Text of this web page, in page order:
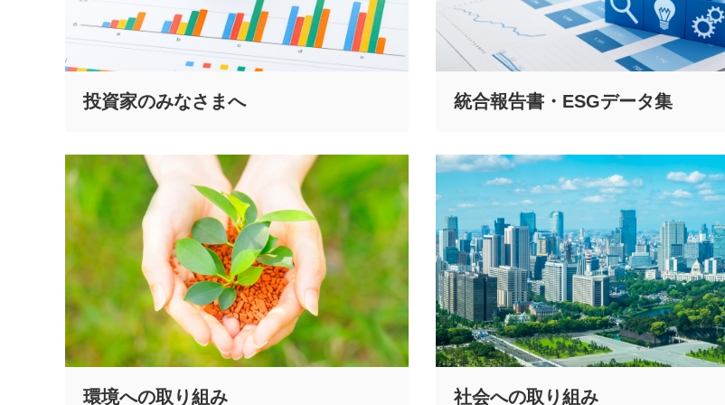
投資家のみなさまへ 統合報告書・ESGデータ集
環境への取り組み 社会への取り組み